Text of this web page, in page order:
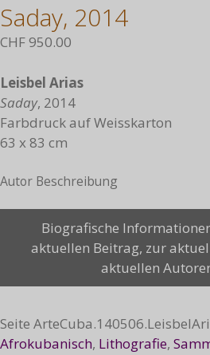
Saday, 2014
CHF950.00
Leisbel Arias
Saday, 2014
Farbdruck auf Weisskarton
63 x 83 cm
Autor Beschreibung
Biografische
aktuellen Beitrag, zur
aktuellen
Seite
Afrokubanisch, Lithografie,